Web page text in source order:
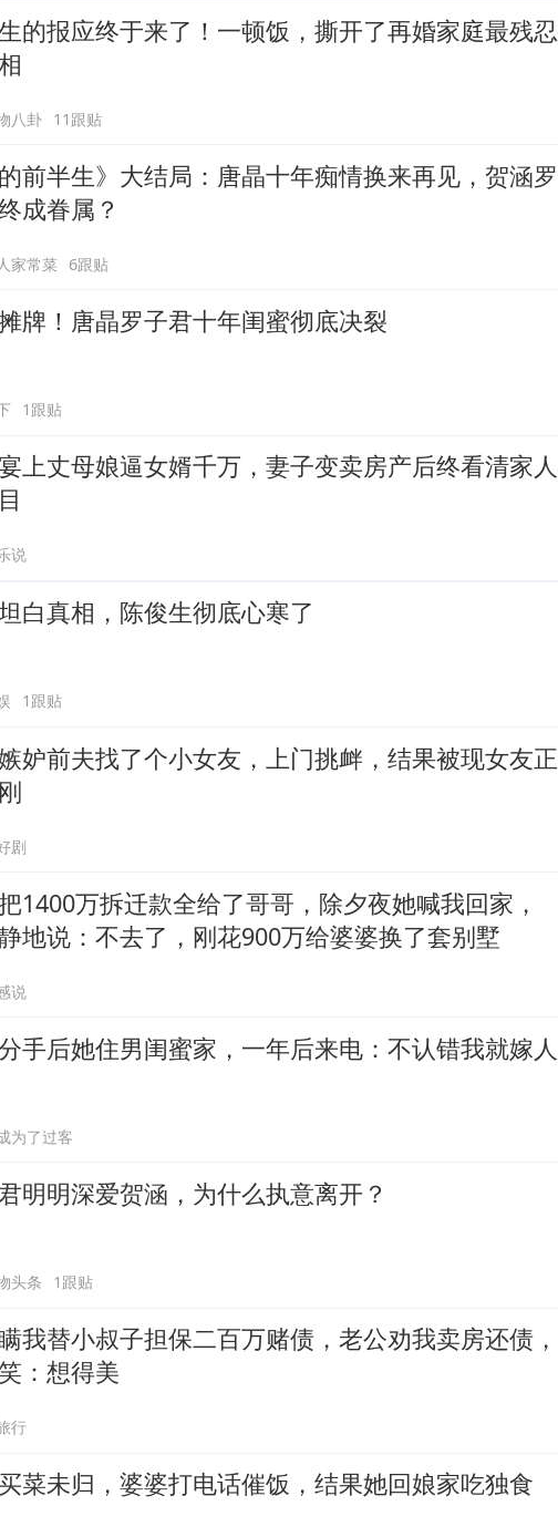
的报应终于来了！一顿饭，撕开了再婚家庭最残忍
八卦 11跟贴
的前半生》大结局：唐晶十年痴情换来再见，贺涵罗
成眷属？
家常菜 6跟贴
牌！唐晶罗子君十年闺蜜彻底决裂
1跟贴
上丈母娘逼女婿千万，妻子变卖房产后终看清家人
说
白真相，陈俊生彻底心寒了
1跟贴
妒前夫找了个小女友，上门挑衅，结果被现女友正
剧
1400万拆迁款全给了哥哥，除夕夜她喊我回家，
地说：不去了，刚花900万给婆婆换了套别墅
说
手后她住男闺蜜家，一年后来电：不认错我就嫁人
为了过客
明明深爱贺涵，为什么执意离开？
头条 1跟贴
我替小叔子担保二百万赌债，老公劝我卖房还债，
：想得美
行
菜未归，婆婆打电话催饭，结果她回娘家吃独食